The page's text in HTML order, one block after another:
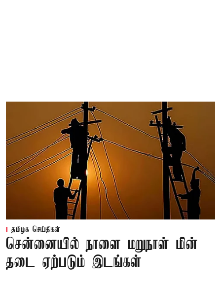
தமிழக செய்திகள்
சென்னையில் நாளை மறுநாள் மின்
தடை ஏற்படும் இடங்கள்